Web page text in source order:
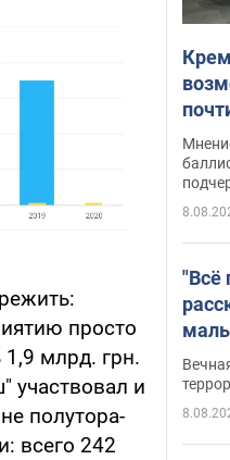
просто
1,9 млрд. грн.
участвовал и
полутора-
всего 242
"Всё